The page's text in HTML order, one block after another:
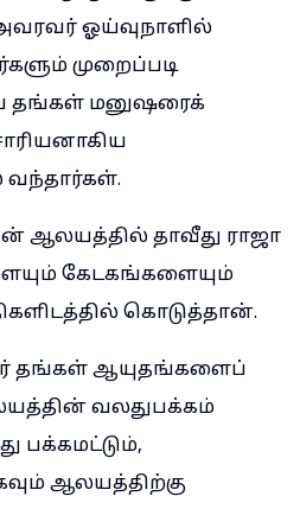
ஓய்வுநாளில்
முறைப்படி
தங்கள் மனுஷரைக்
வந்தார்கள்.
ஆலயத்தில் தாவீது ராஜா
கேடகங்களையும்
கொடுத்தான்.
தங்கள் ஆயுதங்களைப்
வலதுபக்கம்
பக்கமட்டும்,
ஆலயத்திற்கு